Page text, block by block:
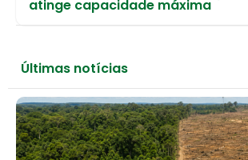
atinge capacidade máxima
Últimas notícias